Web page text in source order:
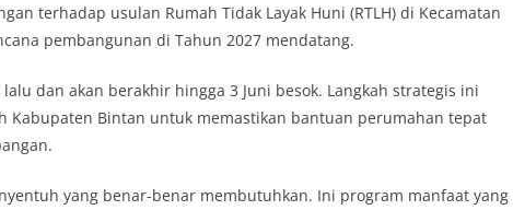
terhadap usulan Rumah Tidak Layak Huni (RTLH) di Kecamatan
pembangunan di Tahun 2027 mendatang.
dan akan berakhir hingga 3 Juni besok. Langkah strategis ini
Kabupaten Bintan untuk memastikan bantuan perumahan tepat
yang benar-benar membutuhkan. Ini program manfaat yang